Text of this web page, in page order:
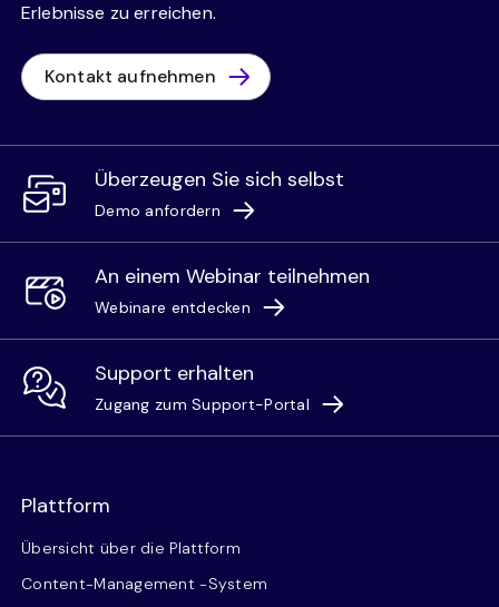
Erlebnisse zu erreichen.
Kontakt aufnehmen
Überzeugen Sie sich selbst
Demo anfordern
An einem Webinar teilnehmen
Webinare entdecken
Support erhalten
Zugang zum Support-Portal
Plattform
Übersicht über die Plattform
Content-Management -System